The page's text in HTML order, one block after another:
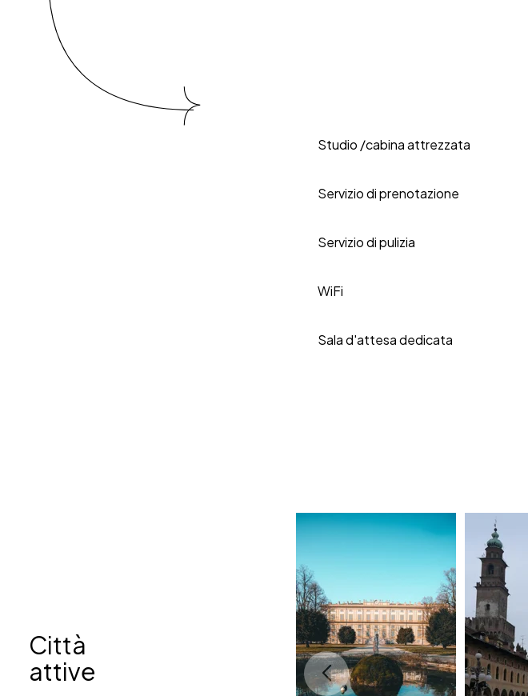
Studio /cabina attrezzata
Servizio di prenotazione
Servizio di pulizia
WiFi
Sala d'attesa dedicata
Città
attive